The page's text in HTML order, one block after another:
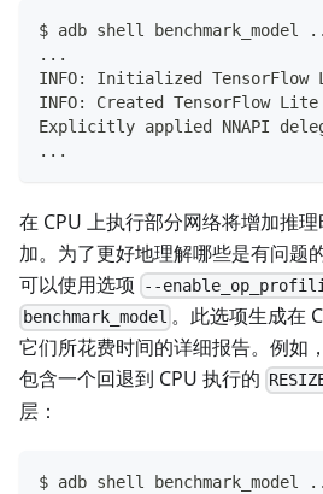
$ adb shell benchmark_model
...
INFO: Initialized TensorFlow
INFO: Created TensorFlow
Explicitly applied NNAPI
...
在 CPU 上执行部分网络将增加推
加。为了更好地理解哪些是有问题
可以使用选项
--
benchmark_model 。此选项生成在
它们所花费时间的详细报告。例如
包含一个回退到 CPU 执行的
层：
$ adb shell